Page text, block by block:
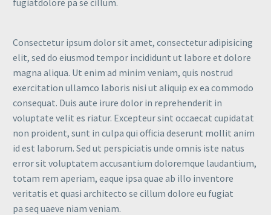
fugiatdolore pa se cillum.
Consectetur ipsum dolor sit amet, consectetur adipisicing
elit, sed do eiusmod tempor incididunt ut labore et dolore
magna aliqua. Ut enim ad minim veniam, quis nostrud
exercitation ullamco laboris nisi ut aliquip ex ea commodo
consequat. Duis aute irure dolor in reprehenderit in
voluptate velit es riatur. Excepteur sint occaecat cupidatat
non proident, sunt in culpa qui officia deserunt mollit anim
id est laborum. Sed ut perspiciatis unde omnis iste natus
error sit voluptatem accusantium doloremque laudantium,
totam rem aperiam, eaque ipsa quae ab illo inventore
veritatis et quasi architecto se cillum dolore eu fugiat
pa seq uaeve niam veniam.